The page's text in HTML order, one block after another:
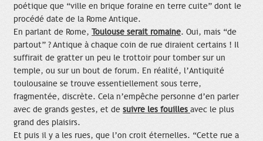
poétique que “ville en brique foraine en terre cuite” dont le
procédé date de la Rome Antique.
En parlant de Rome, Toulouse serait romaine. Oui, mais “de
partout” ? Antique à chaque coin de rue diraient certains ! Il
suffirait de gratter un peu le trottoir pour tomber sur un
temple, ou sur un bout de forum. En réalité, l’Antiquité
toulousaine se trouve essentiellement sous terre,
fragmentée, discrète. Cela n’empêche personne d’en parler
avec de grands gestes, et de suivre les fouilles avec le plus
grand des plaisirs.
Et puis il y a les rues, que l’on croit éternelles. “Cette rue a